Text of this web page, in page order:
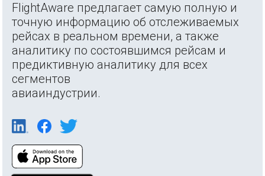
FlightAware предлагает самую полную и
точную информацию об отслеживаемых
рейсах в реальном времени, а также
аналитику по состоявшимся рейсам и
предиктивную аналитику для всех
сегментов
авиаиндустрии.